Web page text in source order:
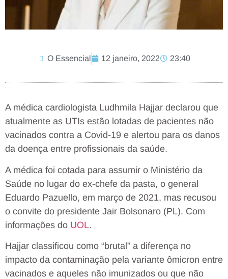
O Essencial 12 janeiro, 2022 23:40
A médica cardiologista Ludhmila Hajjar declarou que
atualmente as UTIs estão lotadas de pacientes não
vacinados contra a Covid-19 e alertou para os danos
da doença entre profissionais da saúde.
A médica foi cotada para assumir o Ministério da
Saúde no lugar do ex-chefe da pasta, o general
Eduardo Pazuello, em março de 2021, mas recusou
o convite do presidente Jair Bolsonaro (PL). Com
informações do UOL.
Hajjar classificou como “brutal” a diferença no
impacto da contaminação pela variante ômicron entre
vacinados e aqueles não imunizados ou que não